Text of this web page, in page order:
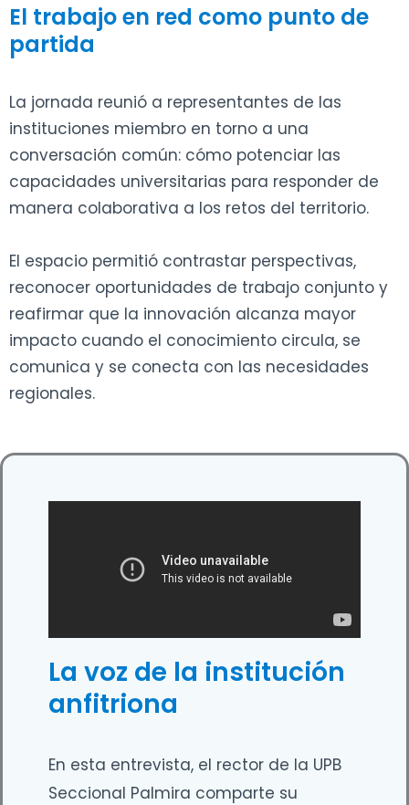
El trabajo en red como punto de
partida
La jornada reunió a representantes de las
instituciones miembro en torno a una
conversación común: cómo potenciar las
capacidades universitarias para responder de
manera colaborativa a los retos del territorio.
El espacio permitió contrastar perspectivas,
reconocer oportunidades de trabajo conjunto y
reafirmar que la innovación alcanza mayor
impacto cuando el conocimiento circula, se
comunica y se conecta con las necesidades
regionales.
La voz de la institución
anfitriona
En esta entrevista, el rector de la UPB
Seccional Palmira comparte su